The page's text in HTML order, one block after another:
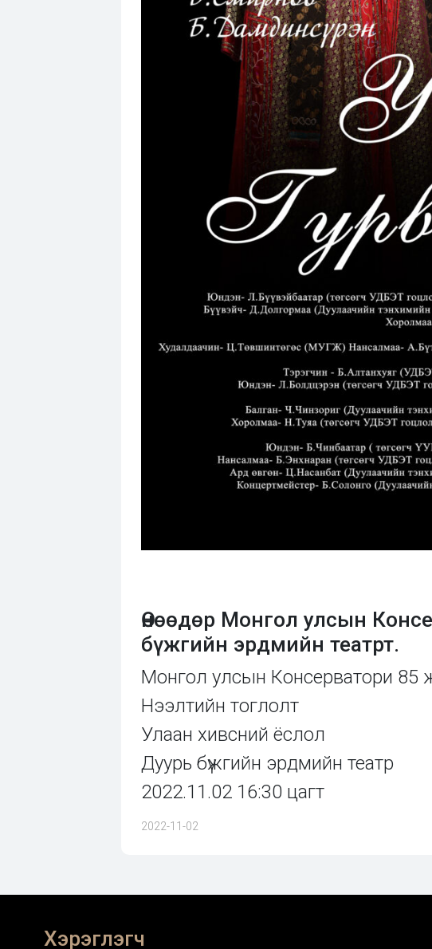
Өнөөдөр Монгол улсын
бүжгийн эрдмийн театрт.
Монгол улсын Консерватори 85
Нээлтийн тоглолт
Улаан хивсний ёслол
Дуурь бүжгийн эрдмийн театр
2022.11.02 16:30 цагт
2022-11-02
Хэрэглэгч